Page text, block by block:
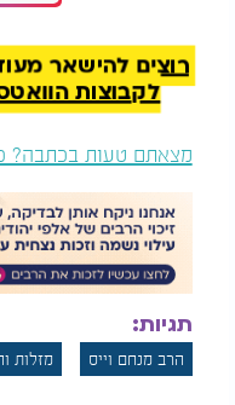
"אל תגיד בחיים שלך
בסרטון הכי מחזק
רוצים להישאר
לקבוצות הוואטסאפ
מצאתם טעות בכתבה?
תגיות:
הרב מנחם וייס מזלות